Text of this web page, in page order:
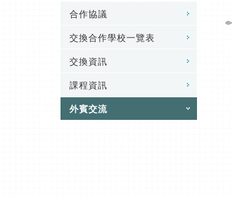
合作協議
交換合作學校一覽表
交換資訊
課程資訊
外賓交流